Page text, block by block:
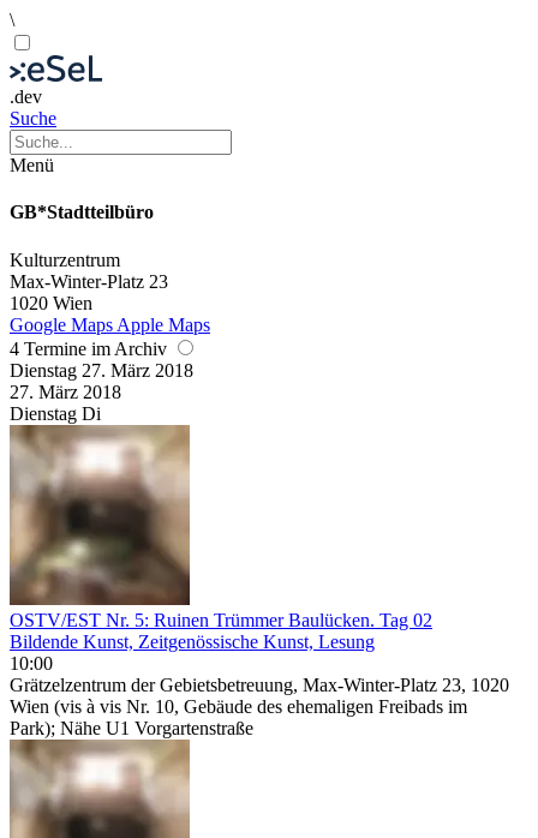
\
.dev
Suche
Menü
GB*Stadtteilbüro
Kulturzentrum
Max-Winter-Platz 23
1020 Wien
Google Maps Apple Maps
4 Termine im Archiv
Dienstag 27. März 2018
27. März 2018
Dienstag Di
OSTV/EST Nr. 5: Ruinen Trümmer Baulücken. Tag 02
Bildende Kunst, Zeitgenössische Kunst, Lesung
10:00
Grätzelzentrum der Gebietsbetreuung, Max-Winter-Platz 23, 1020
Wien (vis à vis Nr. 10, Gebäude des ehemaligen Freibads im
Park); Nähe U1 Vorgartenstraße